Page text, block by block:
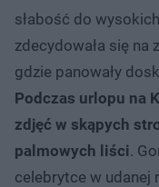
słabość do
zdecydowała się na
gdzie panowały
Podczas urlopu na
zdjęć w skąpych
palmowych liści.
celebrytce w udanej